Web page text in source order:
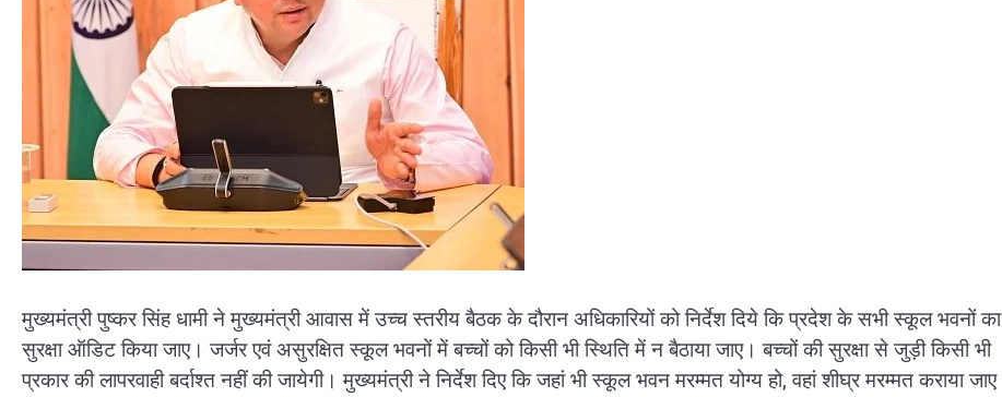
मुख्यमंत्री पुष्कर सिंह धामी ने मुख्यमंत्री आवास में उच्च स्तरीय बैठक के दौरान अधिकारियों को निर्देश दिये कि प्रदेश के सभी स्कूल भवनों का
सुरक्षा ऑडिट किया जाए। जर्जर एवं असुरक्षित स्कूल भवनों में बच्चों को किसी भी स्थिति में न बैठाया जाए। बच्चों की सुरक्षा से जुड़ी किसी भी
प्रकार की लापरवाही बर्दाश्त नहीं की जायेगी। मुख्यमंत्री ने निर्देश दिए कि जहां भी स्कूल भवन मरम्मत योग्य हो, वहां शीघ्र मरम्मत कराया जाए